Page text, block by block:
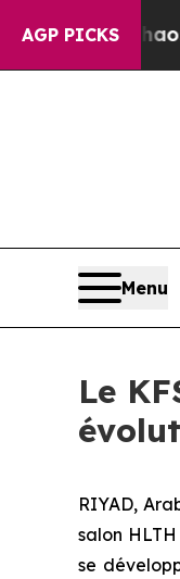
AGP PICKS
Chaos in
Menu
Le
RIYAD,
salon
se